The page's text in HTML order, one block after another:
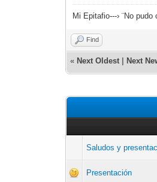
Mi Epitafio---› ¨No
Find
« Next Oldest Next
Saludos y
Presentación